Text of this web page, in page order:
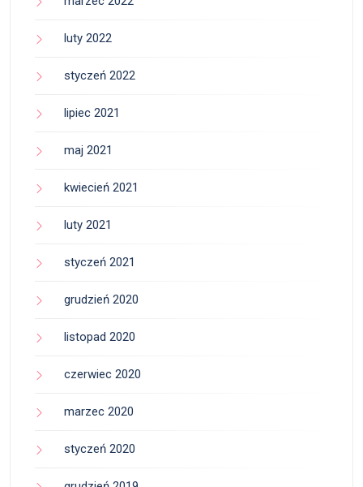
luty 2022
styczeń 2022
lipiec 2021
maj 2021
kwiecień 2021
luty 2021
styczeń 2021
grudzień 2020
listopad 2020
czerwiec 2020
marzec 2020
styczeń 2020